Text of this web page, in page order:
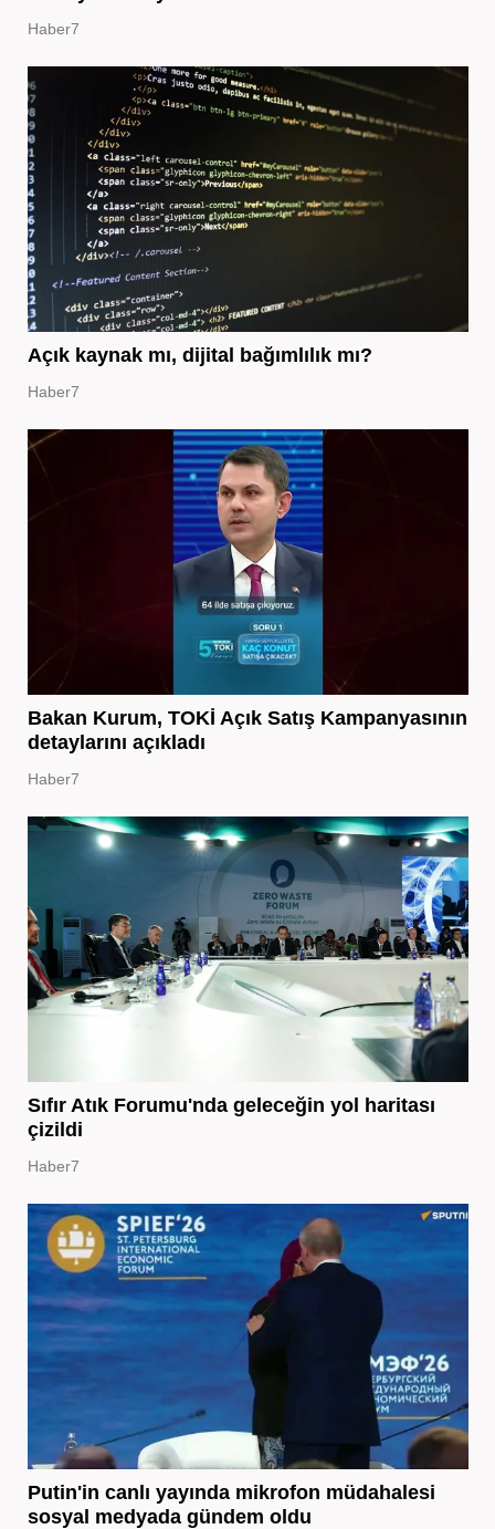
Haber7
Açık kaynak mı, dijital bağımlılık mı?
Haber7
Bakan Kurum, TOKİ Açık Satış Kampanyasının
detaylarını açıkladı
Haber7
Sıfır Atık Forumu'nda geleceğin yol haritası
çizildi
Haber7
Putin'in canlı yayında mikrofon müdahalesi
sosyal medyada gündem oldu